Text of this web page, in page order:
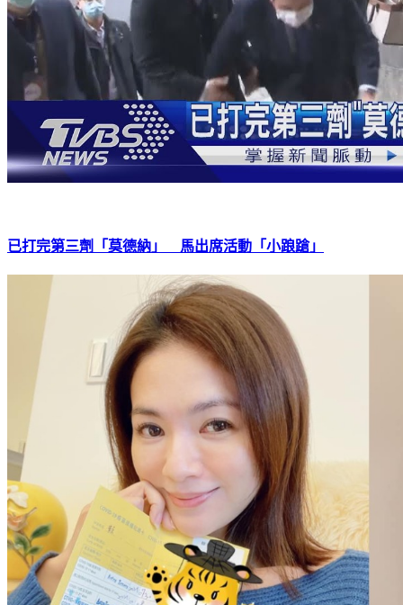
已打完第三劑「莫德納」 馬出席活動「小踉蹌」